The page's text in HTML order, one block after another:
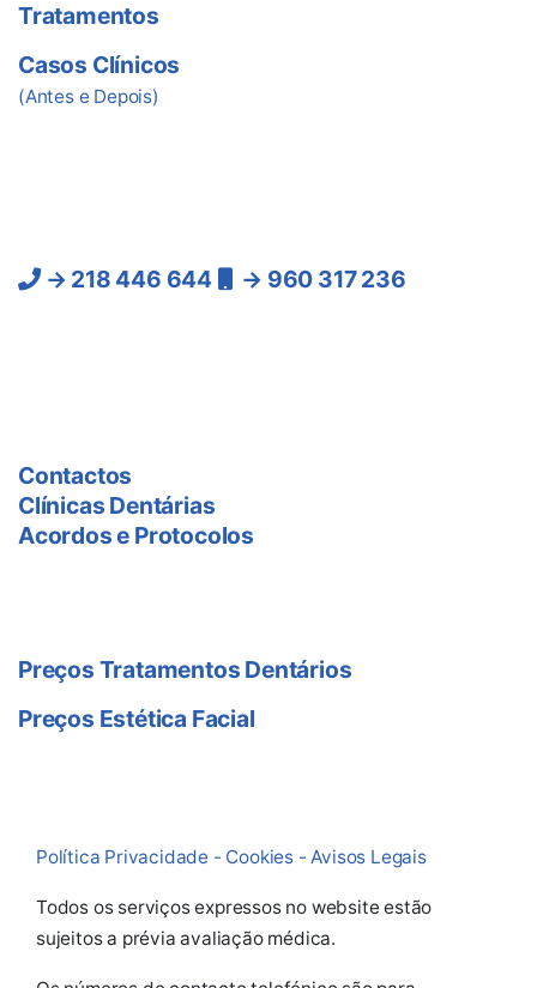
Tratamentos
Casos Clínicos
(Antes e Depois)
→ 218 446 644
→ 960 317 236
Contactos
Clínicas Dentárias
Acordos e Protocolos
Preços Tratamentos Dentários
Preços Estética Facial
Política Privacidade - Cookies - Avisos Legais
Todos os serviços expressos no website estão
sujeitos a prévia avaliação médica.